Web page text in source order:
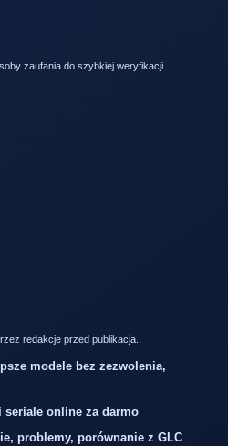
zaufania do szybkiej weryfikacji.
redakcje przed publikacja.
modele bez zezwolenia,
online za darmo
problemy, porównanie z GLC